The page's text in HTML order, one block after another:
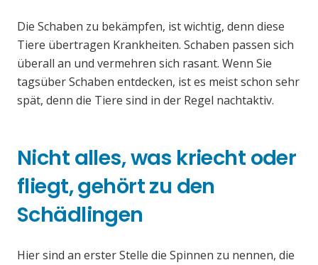
Die Schaben zu bekämpfen, ist wichtig, denn diese
Tiere übertragen Krankheiten. Schaben passen sich
überall an und vermehren sich rasant. Wenn Sie
tagsüber Schaben entdecken, ist es meist schon sehr
spät, denn die Tiere sind in der Regel nachtaktiv.
Nicht alles, was kriecht oder
fliegt, gehört zu den
Schädlingen
Hier sind an erster Stelle die Spinnen zu nennen, die